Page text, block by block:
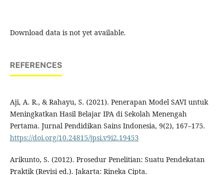
Download data is not yet available.
REFERENCES
Aji, A. R., & Rahayu, S. (2021). Penerapan Model SAVI untuk
Meningkatkan Hasil Belajar IPA di Sekolah Menengah
Pertama. Jurnal Pendidikan Sains Indonesia, 9(2), 167–175.
https://doi.org/10.24815/jpsi.v9i2.19453
Arikunto, S. (2012). Prosedur Penelitian: Suatu Pendekatan
Praktik (Revisi ed.). Jakarta: Rineka Cipta.